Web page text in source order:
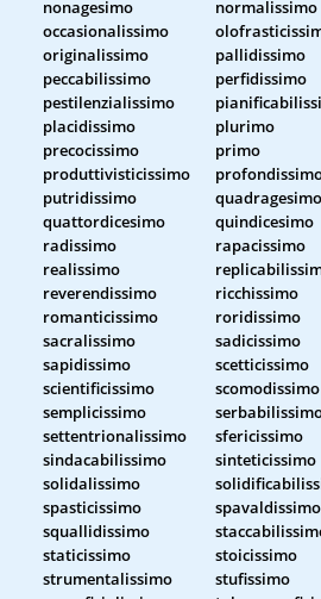
nonagesimo normalissimo
occasionalissimo
originalissimo pallidissimo
peccabilissimo perfidissimo
pestilenzialissimo
placidissimo plurimo
precocissimo primo
produttivisticissimo
putridissimo quadragesimo
quattordicesimo quindicesimo
radissimo rapacissimo
realissimo
reverendissimo ricchissimo
romanticissimo roridissimo
sacralissimo sadicissimo
sapidissimo scetticissimo
scientificissimo scomodissimo
semplicissimo
settentrionalissimo sfericissimo
sindacabilissimo sinteticissimo
solidalissimo
spasticissimo spavaldissimo
squallidissimo
staticissimo stoicissimo
strumentalissimo stufissimo